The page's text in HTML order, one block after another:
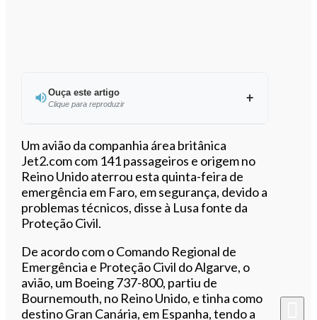
Ouça este artigo
Clique para reproduzir
Ouvir este artigo
Um avião da companhia área britânica
Jet2.com com 141 passageiros e origem no
Reino Unido aterrou esta quinta-feira de
emergência em Faro, em segurança, devido a
problemas técnicos, disse à Lusa fonte da
Proteção Civil.
De acordo com o Comando Regional de
Emergência e Proteção Civil do Algarve, o
avião, um Boeing 737-800, partiu de
Bournemouth, no Reino Unido, e tinha como
destino Gran Canária, em Espanha, tendo a